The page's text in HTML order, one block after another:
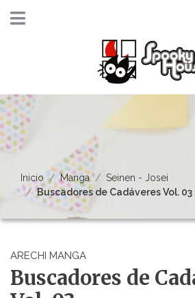
Inicio Manga
Seinen - Josei
Buscadores de Cadáveres Vol. 03
ARECHI MANGA
Buscadores de